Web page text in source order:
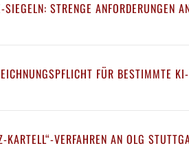
STRENGE ANFORDERUNGEN
FÜR BESTIMMTE
VERFAHREN AN OLG